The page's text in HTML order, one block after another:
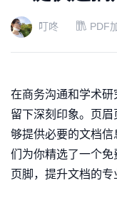
叮咚 PDF
在商务沟通和学术
留下深刻印象。页
够提供必要的文档
们为你精选了一个
页脚，提升文档的专